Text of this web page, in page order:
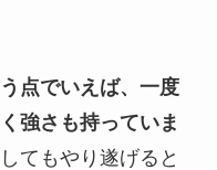
点でいえば、一度
強さも持っていま
てもやり遂げると